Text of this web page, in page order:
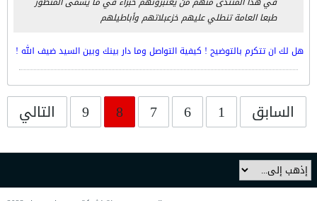
طبعا العامة تنطلي عليهم خزعبلاتهم وأباطيلهم
هل لك ان تتكرم بالتوضيح ! كيفية التواصل وما دار بينك وبين السيد ضيف الله !
السابق 1
6
7
8
9 التالي